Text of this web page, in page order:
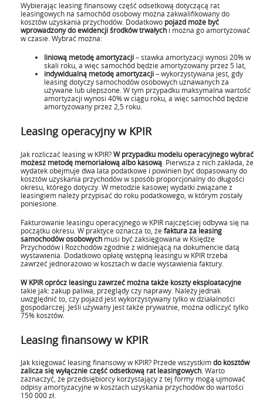
Wybierając leasing finansowy część odsetkową dotyczącą rat
leasingowych na samochód osobowy można zakwalifikowany do
kosztów uzyskania przychodów. Dodatkowo pojazd może być
wprowadzony do ewidencji środków trwałych i można go amortyzować
w czasie. Wybrać można:
liniową metodę amortyzacji– stawka amortyzacji wynosi 20% w
skali roku, a więc samochód będzie amortyzowany przez 5 lat,
indywidualną metodę amortyzacji– wykorzystywana jest, gdy
leasing dotyczy samochodów osobowych uznawanych za
używane lub ulepszone. W tym przypadku maksymalna wartość
amortyzacji wynosi 40% w ciągu roku, a więc samochód będzie
amortyzowany przez 2,5 roku.
Leasing operacyjny w KPIR
Jak rozliczać leasing w KPIR?W przypadku modelu operacyjnego wybrać
możesz metodę memoriałową albo kasową . Pierwsza z nich zakłada, że
wydatek obejmuje dwa lata podatkowe i powinien być dopasowany do
kosztów uzyskania przychodów w sposób proporcjonalny do długości
okresu, którego dotyczy. W metodzie kasowej wydatki związane z
leasingiem należy przypisać do roku podatkowego, w którym zostały
poniesione.
Fakturowanie leasingu operacyjnego w KPIR najczęściej odbywa się na
początku okresu. W praktyce oznacza to, że faktura za leasing
samochodów osobowych musi być zaksięgowana w Księdze
Przychodów i Rozchodów zgodnie z widniejącą na dokumencie datą
wystawienia. Dodatkowo opłatę wstępną leasingu w KPIR trzeba
zawrzeć jednorazowo w kosztach w dacie wystawienia faktury.
W KPIR oprócz leasingu zawrzeć można także koszty eksploatacyjne
takie jak: zakup paliwa, przeglądy czy naprawy. Należy jednak
uwzględnić to, czy pojazd jest wykorzystywany tylko w działalności
gospodarczej. Jeśli używany jest także prywatnie, można odliczyć tylko
75% kosztów.
Leasing finansowy w KPIR
Jak księgować leasing finansowy w KPIR? Przede wszystkimdo kosztów
zalicza się wyłącznie część odsetkową rat leasingowych . Warto
zaznaczyć, że przedsiębiorcy korzystający z tej formy mogą ujmować
odpisy amortyzacyjne w kosztach uzyskania przychodów do wartości
150 000 zł.